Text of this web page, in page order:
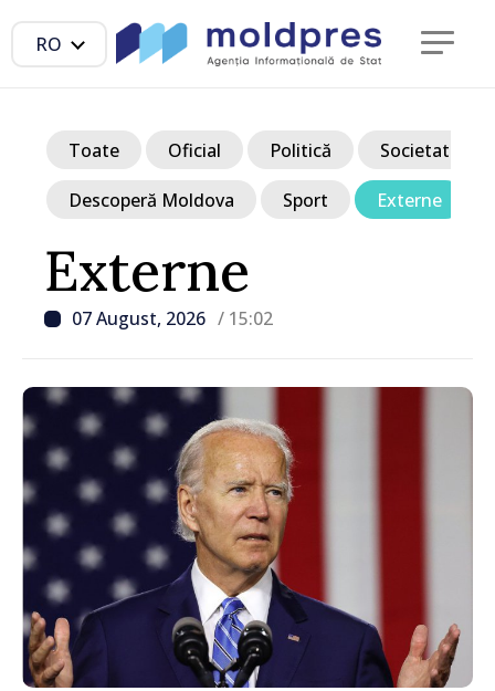
RO
Externe
07 August, 2026 / 15:02
Toate Oficial Politică Societate
Descoperă Moldova Sport Externe